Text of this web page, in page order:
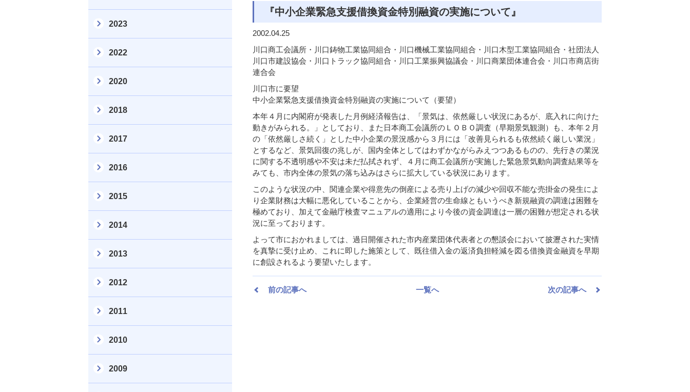
『中小企業緊急支援借換資金特別融資の実施について』
2002.04.25
川口商工会議所・川口鋳物工業協同組合・川口機械工業協同組合・川口木型工業協同組合・社団法人
川口市建設協会・川口トラック協同組合・川口工業振興協議会・川口商業団体連合会・川口市商店街
連合会
川口市に要望
中小企業緊急支援借換資金特別融資の実施について（要望）
本年４月に内閣府が発表した月例経済報告は、「景気は、依然厳しい状況にあるが、底入れに向けた
動きがみられる。」としており、また日本商工会議所のＬＯＢＯ調査（早期景気観測）も、本年２月
の「依然厳しさ続く」とした中小企業の景況感から３月には「改善見られるも依然続く厳しい業況」
とするなど、景気回復の兆しが、国内全体としてはわずかながらみえつつあるものの、先行きの業況
に関する不透明感や不安は未だ払拭されず、４月に商工会議所が実施した緊急景気動向調査結果等を
みても、市内全体の景気の落ち込みはさらに拡大している状況にあります。
このような状況の中、関連企業や得意先の倒産による売り上げの減少や回収不能な売掛金の発生によ
り企業財務は大幅に悪化していることから、企業経営の生命線ともいうべき新規融資の調達は困難を
極めており、加えて金融庁検査マニュアルの適用により今後の資金調達は一層の困難が想定される状
況に至っております。
よって市におかれましては、過日開催された市内産業団体代表者との懇談会において披瀝された実情
を真摯に受け止め、これに即した施策として、既往借入金の返済負担軽減を図る借換資金融資を早期
に創設されるよう要望いたします。
前の記事へ 一覧へ 次の記事へ
2023
2022
2020
2018
2017
2016
2015
2014
2013
2012
2011
2010
2009